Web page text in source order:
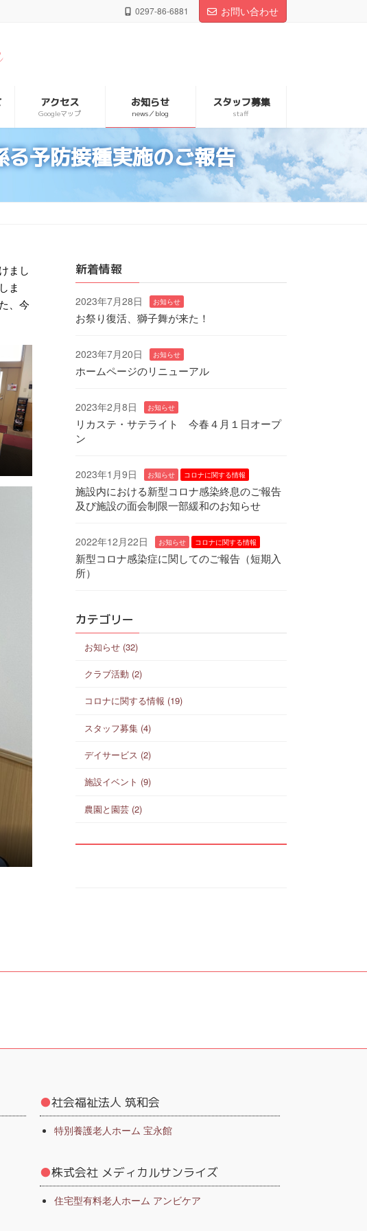
0297-86-6881 お問い合わせ
アクセス
Googleマップ
お知らせ
news／blog
スタッフ募集
staff
予防接種実施のご報告
まし
ま
、今
新着情報
2023年7月28日 お知らせ
お祭り復活、獅子舞が来た！
2023年7月20日 お知らせ
ホームページのリニューアル
2023年2月8日 お知らせ
リカステ・サテライト 今春４月１日オープ
ン
2023年1月9日 お知らせ コロナに関する情報
施設内における新型コロナ感染終息のご報告
及び施設の面会制限一部緩和のお知らせ
2022年12月22日 お知らせ コロナに関する情報
新型コロナ感染症に関してのご報告（短期入
所）
カテゴリー
お知らせ (32)
クラブ活動 (2)
コロナに関する情報 (19)
スタッフ募集 (4)
デイサービス (2)
施設イベント (9)
農園と園芸 (2)
●社会福祉法人 筑和会
特別養護老人ホーム 宝永館
●株式会社 メディカルサンライズ
住宅型有料老人ホーム アンビケア